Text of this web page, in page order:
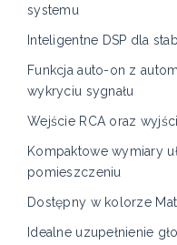
systemu
Inteligentne DSP dla
Funkcja auto-on z
wykryciu sygnału
Wejście RCA oraz
Kompaktowe wymiary
pomieszczeniu
Dostępny w kolorze
Idealne uzupełnienie